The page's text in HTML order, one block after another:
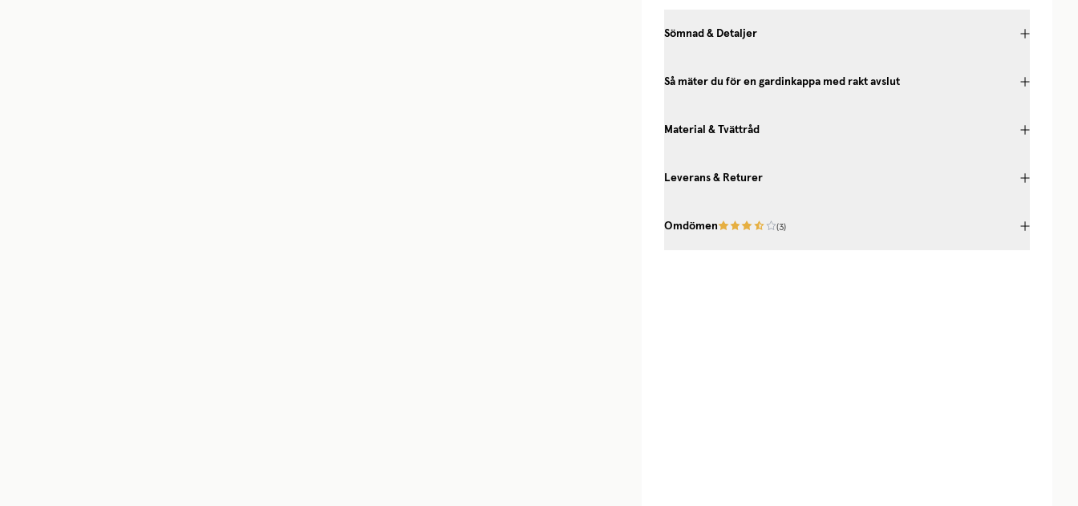
Sömnad & Detaljer
Så mäter du för en gardinkappa med rakt avslut
Material & Tvättråd
Leverans & Returer
Omdömen (3)